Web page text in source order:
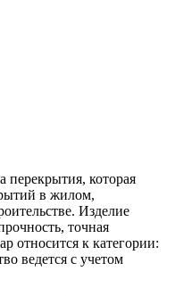
которая
в жилом,
Изделие
точная
относится к категории:
ведется с учетом